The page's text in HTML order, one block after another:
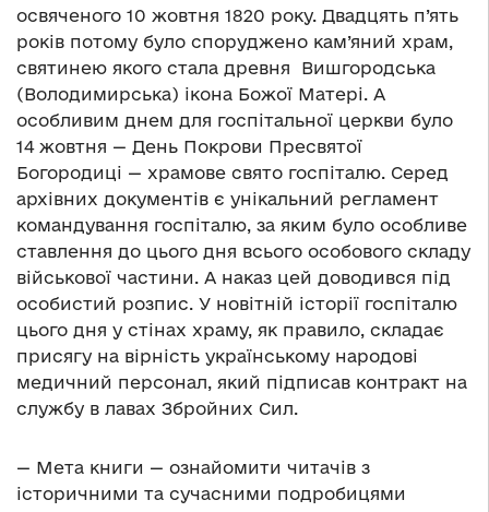
освяченого 10 жовтня 1820 року. Двадцять п’ять
років потому було споруджено кам’яний храм,
святинею якого стала древня Вишгородська
(Володимирська) ікона Божої Матері. А
особливим днем для госпітальної церкви було
14 жовтня — День Покрови Пресвятої
Богородиці — храмове свято госпіталю. Серед
архівних документів є унікальний регламент
командування госпіталю, за яким було особливе
ставлення до цього дня всього особового складу
військової частини. А наказ цей доводився під
особистий розпис. У новітній історії госпіталю
цього дня у стінах храму, як правило, складає
присягу на вірність українському народові
медичний персонал, який підписав контракт на
службу в лавах Збройних Сил.
— Мета книги — ознайомити читачів з
історичними та сучасними подробицями